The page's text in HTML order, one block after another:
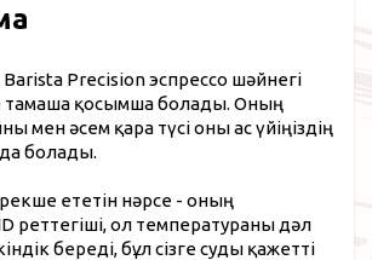
Precision эспрессо шәйнегі
тамаша қосымша болады. Оның
мен әсем қара түсі оны ас үйіңіздің
болады.
ететін нәрсе - оның
реттегіші, ол температураны дәл
береді, бұл сізге суды қажетті